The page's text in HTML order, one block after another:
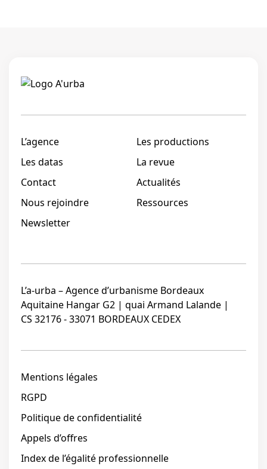
L’agence
Les productions
Les datas
La revue
Contact
Actualités
Nous rejoindre
Ressources
Newsletter
L’a-urba – Agence d’urbanisme Bordeaux
Aquitaine Hangar G2 | quai Armand Lalande |
CS 32176 - 33071 BORDEAUX CEDEX
Mentions légales
RGPD
Politique de confidentialité
Appels d’offres
Index de l’égalité professionnelle